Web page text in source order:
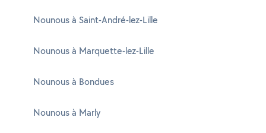
Nounous à Saint-André-lez-Lille
Nounous à Marquette-lez-Lille
Nounous à Bondues
Nounous à Marly